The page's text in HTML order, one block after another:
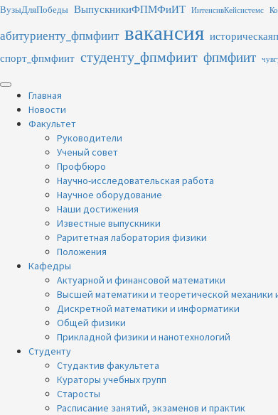
Перейти
содержимому
ВузыДляПобеды ВыпускникиФПМФиИТ ИнтенсивКейсистемс
абитуриенту_фпмфиит вакансия
спорт_фпмфиит студенту_фпмфиит фпмфиит
Основное
меню
Главная
Новости
Факультет
Руководители
Ученый совет
Профбюро
Научно-исследовательская работа
Научное оборудование
Наши достижения
Известные выпускники
Раритетная лаборатория физики
Положения
Кафедры
Актуарной и финансовой математики
Высшей математики и теоретической механики
Дискретной математики и информатики
Общей физики
Прикладной физики и нанотехнологий
Студенту
Студактив факультета
Кураторы учебных групп
Старосты
Расписание занятий, экзаменов и практик